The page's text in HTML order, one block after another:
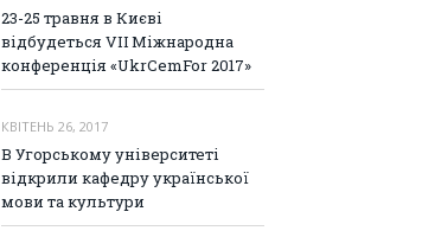
23-25 травня в Києві
відбудеться VIІ Міжнародна
конференція «UkrCemFor 2017»
КВІТЕНЬ 26, 2017
В Угорському університеті
відкрили кафедру української
мови та культури